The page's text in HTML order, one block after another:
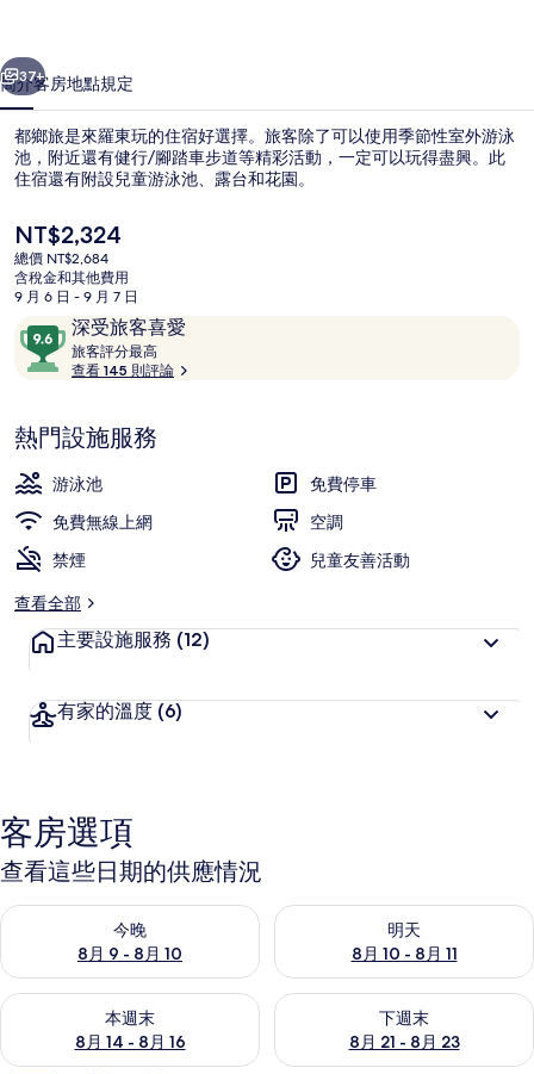
個 下一個
37+
簡介客房地點規定
都鄉旅是來羅東玩的住宿好選擇。旅客除了可以使用季節性室外游泳
池，附近還有健行/腳踏車步道等精彩活動，一定可以玩得盡興。此
住宿還有附設兒童游泳池、露台和花園。
目
前
的
價
是
NT$2,324
NT$2,324
總價 NT$2,684
含稅金和其他費用
9 月 6 日 - 9 月 7 日
評
論
深受旅客喜愛
9.6
分，
滿
10，
深
受
旅
客
喜
旅客評分最高
客
查看 145 則評論
熱門設施服務
游泳池
免費停車
免費無線上網
空調
禁煙
兒童友善活動
查看全部
主要設施服務 (12)
有家的溫度 (6)
客房選項
查看這些日期的供應情況
今晚
8月 9 - 8月 10
查看今晚 (8月 9 - 8月 10) 的供應情況
明天
8月 10 - 8月 11
查看明天 (8月 10 - 8月 11) 的
本週末
8月 14 - 8月 16
查看本週末 (8月 14 - 8月 16) 的供應情況
下週末
8月 21 - 8月 23
查看下週末 (8月 21 - 8月 23)